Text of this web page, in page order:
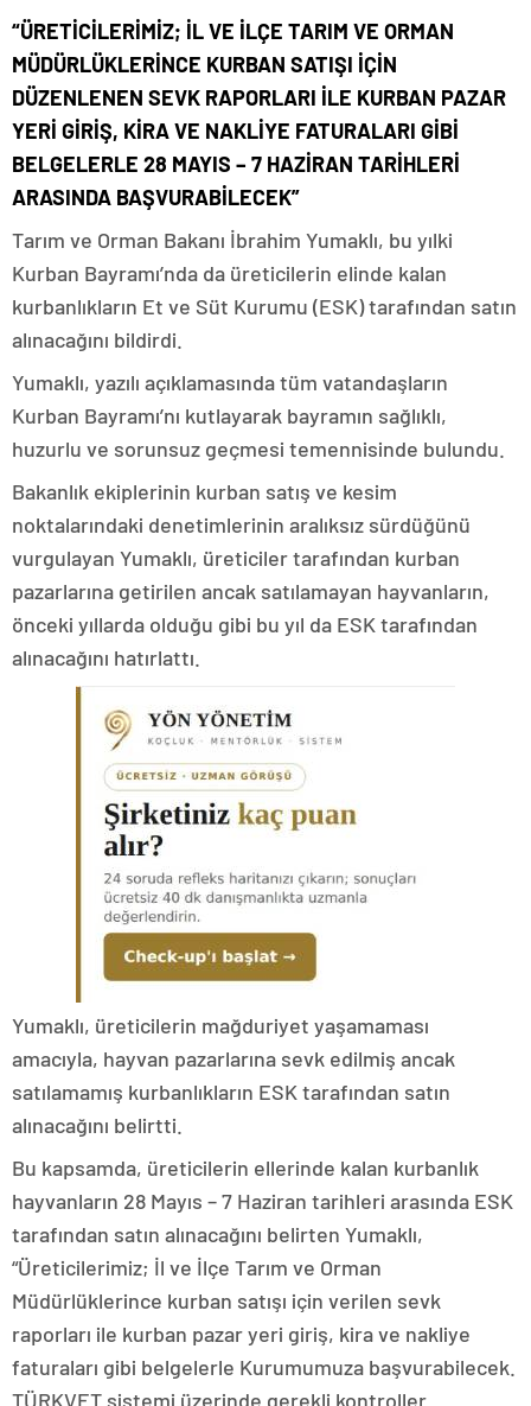
“ÜRETİCİLERİMİZ; İL VE İLÇE TARIM VE ORMAN
MÜDÜRLÜKLERİNCE KURBAN SATIŞI İÇİN
DÜZENLENEN SEVK RAPORLARI İLE KURBAN PAZAR
YERİ GİRİŞ, KİRA VE NAKLİYE FATURALARI GİBİ
BELGELERLE 28 MAYIS – 7 HAZİRAN TARİHLERİ
ARASINDA BAŞVURABİLECEK”
Tarım ve Orman Bakanı İbrahim Yumaklı, bu yılki
Kurban Bayramı’nda da üreticilerin elinde kalan
kurbanlıkların Et ve Süt Kurumu (ESK) tarafından satın
alınacağını bildirdi.
Yumaklı, yazılı açıklamasında tüm vatandaşların
Kurban Bayramı’nı kutlayarak bayramın sağlıklı,
huzurlu ve sorunsuz geçmesi temennisinde bulundu.
Bakanlık ekiplerinin kurban satış ve kesim
noktalarındaki denetimlerinin aralıksız sürdüğünü
vurgulayan Yumaklı, üreticiler tarafından kurban
pazarlarına getirilen ancak satılamayan hayvanların,
önceki yıllarda olduğu gibi bu yıl da ESK tarafından
alınacağını hatırlattı.
Yumaklı, üreticilerin mağduriyet yaşamaması
amacıyla, hayvan pazarlarına sevk edilmiş ancak
satılamamış kurbanlıkların ESK tarafından satın
alınacağını belirtti.
Bu kapsamda, üreticilerin ellerinde kalan kurbanlık
hayvanların 28 Mayıs – 7 Haziran tarihleri arasında ESK
tarafından satın alınacağını belirten Yumaklı,
“Üreticilerimiz; İl ve İlçe Tarım ve Orman
Müdürlüklerince kurban satışı için verilen sevk
raporları ile kurban pazar yeri giriş, kira ve nakliye
faturaları gibi belgelerle Kurumumuza başvurabilecek.
TÜRKVET sistemi üzerinde gerekli kontroller